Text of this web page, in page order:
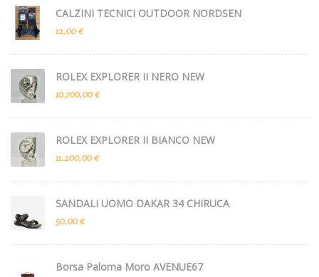
CALZINI TECNICI OUTDOOR NORDSEN
12,00 €
ROLEX EXPLORER II NERO NEW
10.700,00 €
ROLEX EXPLORER II BIANCO NEW
11.200,00 €
SANDALI UOMO DAKAR 34 CHIRUCA
50,00 €
Borsa Paloma Moro AVENUE67